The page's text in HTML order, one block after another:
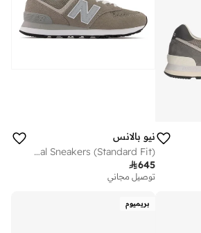
نيو بالانس
Women's 574 Core casual Sneakers (Standard Fit)
645
توصيل مجاني
بريميوم